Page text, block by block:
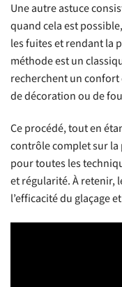
Une autre astuce
quand cela est
les fuites et rendant la
méthode est un
recherchent un confort
de décoration ou de
Ce procédé, tout en
contrôle complet sur la
pour toutes les
et régularité. À retenir,
l’efficacité du glaçage